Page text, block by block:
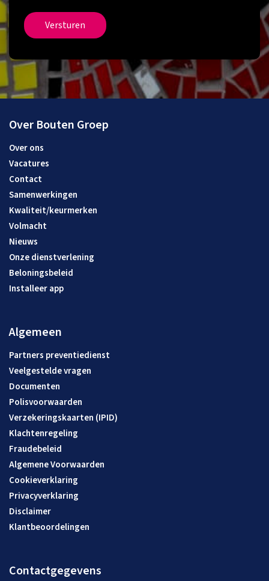
Versturen
Over Bouten Groep
Over ons
Vacatures
Contact
Samenwerkingen
Kwaliteit/keurmerken
Volmacht
Nieuws
Onze dienstverlening
Beloningsbeleid
Installeer app
Algemeen
Partners preventiedienst
Veelgestelde vragen
Documenten
Polisvoorwaarden
Verzekeringskaarten (IPID)
Klachtenregeling
Fraudebeleid
Algemene Voorwaarden
Cookieverklaring
Privacyverklaring
Disclaimer
Klantbeoordelingen
Contactgegevens